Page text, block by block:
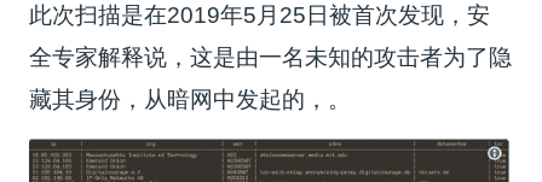
此次扫描是在2019年5月25日被首次发现，安
全专家解释说，这是由一名未知的攻击者为了隐
藏其身份，从暗网中发起的，。